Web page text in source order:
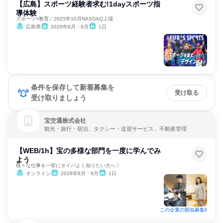
【広島】スポーツ経験者求む!1dayスポーツ指
導体験
スポーツ×教育／2025年10月NASDAQ上場
広島県
2026年8月・9月 1日
条件を保存して新着募集を
受け取りましょう
受け取る
宝交通株式会社
観光・旅行・宿泊、タクシー・送迎サービス、不動産管理
【WEB/1h】宝の多様な部門を一度に学んでみ
よう
様々な仕事を一挙にタイパよく知りたい方へ！
オンライン
2026年8月・9月 1日
この企業の類似募集